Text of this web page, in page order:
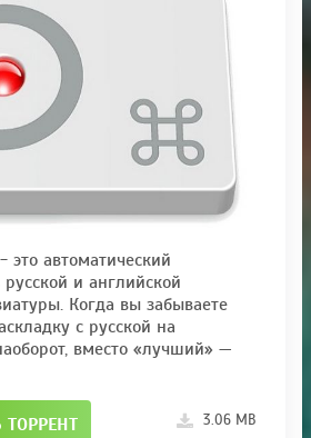
это автоматический
и английской
Когда вы забываете
с русской на
вместо «лучший» —
ТОРРЕНТ 3.06 MB